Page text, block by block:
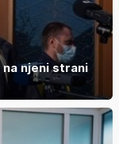
njeni strani